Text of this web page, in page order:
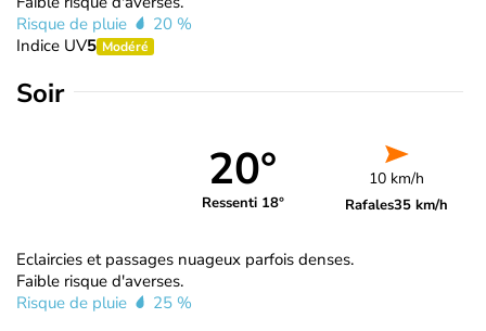
Risque de pluie
20 %
Indice UV5 Modéré
Soir
20°
Ressenti 18°
10 km/h
Rafales35 km/h
Eclaircies et passages nuageux parfois denses.
Faible risque d'averses.
Risque de pluie
25 %